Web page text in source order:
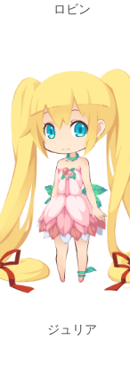
ロビン
ジュリア